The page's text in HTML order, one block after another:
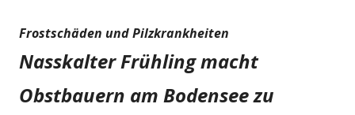
Frostschäden und Pilzkrankheiten
Nasskalter Frühling macht
Obstbauern am Bodensee zu